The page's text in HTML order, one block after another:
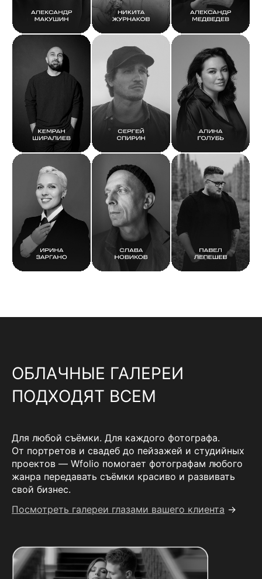
ОБЛАЧНЫЕ ГАЛЕРЕИ
ПОДХОДЯТ ВСЕМ
Для любой съёмки. Для каждого фотографа.
От портретов и свадеб до пейзажей и студийных
проектов — Wfolio помогает фотографам любого
жанра передавать съёмки красиво и развивать
свой бизнес.
Посмотреть галереи глазами вашего клиента →